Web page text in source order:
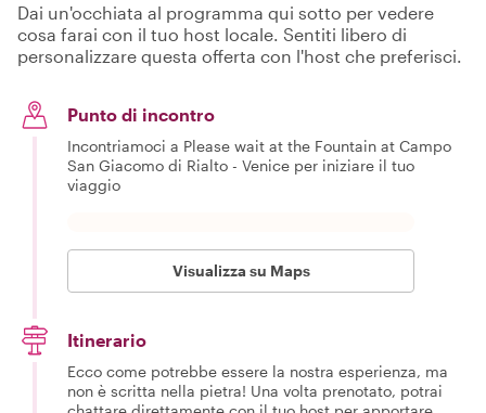
Dai un'occhiata al programma qui sotto per vedere
cosa farai con il tuo host locale. Sentiti libero di
personalizzare questa offerta con l'host che preferisci.
Punto di incontro
Incontriamoci a Please wait at the Fountain at Campo
San Giacomo di Rialto - Venice per iniziare il tuo
viaggio
Visualizza su Maps
Itinerario
Ecco come potrebbe essere la nostra esperienza, ma
non è scritta nella pietra! Una volta prenotato, potrai